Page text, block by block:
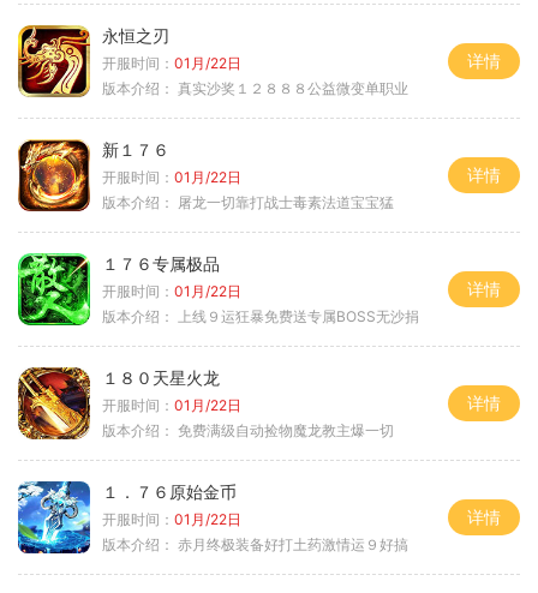
永恒之刃
开服时间： 01月/22日
版本介绍： 真实沙奖１２８８８公益微变单职业
详情
新１７６
开服时间： 01月/22日
版本介绍： 屠龙一切靠打战士毒素法道宝宝猛
详情
１７６专属极品
开服时间： 01月/22日
版本介绍：
上线９运狂暴免费送专属BOSS无沙捐
详情
１８０天星火龙
开服时间： 01月/22日
版本介绍： 免费满级自动捡物魔龙教主爆一切
详情
１．７６原始金币
开服时间： 01月/22日
版本介绍： 赤月终极装备好打土药激情运９好搞
详情